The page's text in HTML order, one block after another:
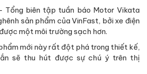
Tổng biên tập tuần báo Motor Vikata
sản phẩm của VinFast, bởi xe điện
một môi trường sạch hơn.
mới này rất đột phá trong thiết kế,
sẽ thu hút được sự chú ý trên thị